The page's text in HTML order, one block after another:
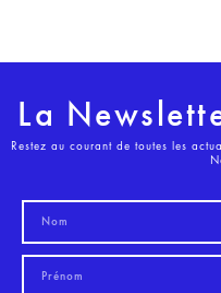
La
Restez au courant de toutes les